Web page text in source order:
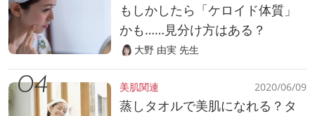
もしかしたら「ケロイド体質」
かも……見分け方はある？
大野 由実 先生
美肌関連 2020/06/09
蒸しタオルで美肌になれる？タ